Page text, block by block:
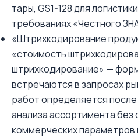
тары, GS1-128 для
требованиях «Честного
«Штрихкодирование
«стоимость
штрихкодирование» —
встречаются в запросах
работ определяется после
анализа ассортимента без
коммерческих параметров